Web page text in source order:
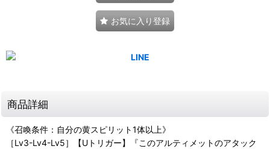
お気に入り登録
商品詳細
《召喚条件：自分の黄スピリット1体以上》
［Lv3-Lv4-Lv5］【Uトリガー】『このアルティメットのアタック